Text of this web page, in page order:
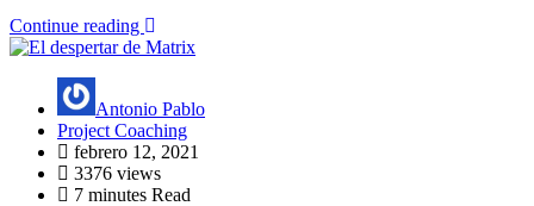
Continue reading
Antonio Pablo
Project Coaching
febrero 12, 2021
3376 views
7 minutes Read